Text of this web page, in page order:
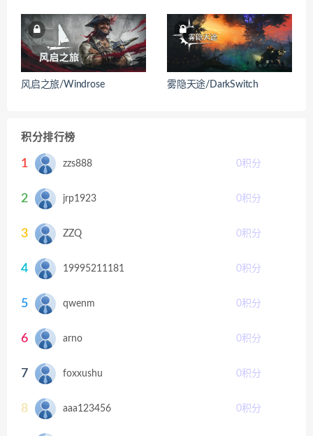
风启之旅/Windrose 雾隐天途/DarkSwitch
积分排行榜
1 zzs888 0积分
2 jrp1923 0积分
3 ZZQ 0积分
4 19995211181 0积分
5 qwenm 0积分
6 arno 0积分
7 foxxushu 0积分
8 aaa123456 0积分